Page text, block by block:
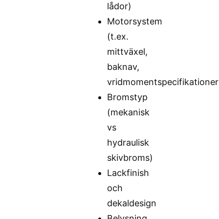
lådor)
Motorsystem
(t.ex.
mittväxel,
baknav,
Bromstyp
(mekanisk
vs
hydraulisk
skivbroms)
Lackfinish
och
dekaldesign